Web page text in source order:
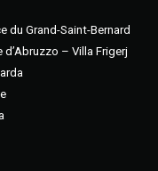
du Grand-Saint-Bernard
– Villa Frigerj